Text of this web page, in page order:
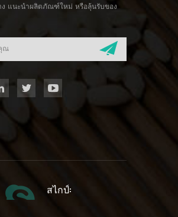
ง แนะนำผลิตภัณฑ์ใหม่ หรือลุ้นรับของ
สไกป์: